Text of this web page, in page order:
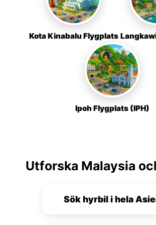
Kota Kinabalu Flygplats
Ipoh Flygplats (IPH)
Utforska Malaysia
Sök hyrbil i hela